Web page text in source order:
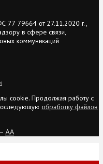
77-79664 от 27.11.2020 г.,
в сфере связи,
коммуникаций
cookie. Продолжая работу с
обработку файлов
AA